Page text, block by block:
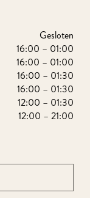
Gesloten
16:00 – 01:00
16:00 – 01:00
16:00 – 01:30
16:00 – 01:30
12:00 – 01:30
12:00 – 21:00